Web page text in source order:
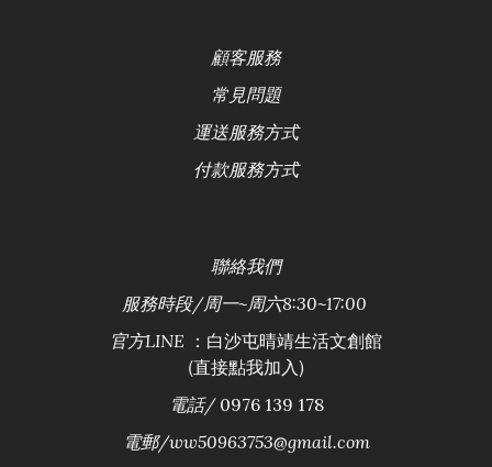
顧客服務
常見問題
運送服務方式
付款服務方式
聯絡我們
服務時段/周一~周六8:30~17:00
官方LINE ：白沙屯晴靖生活文創館
(直接點我加入)
電話/ 0976 139 178
電郵/ww50963753@gmail.com